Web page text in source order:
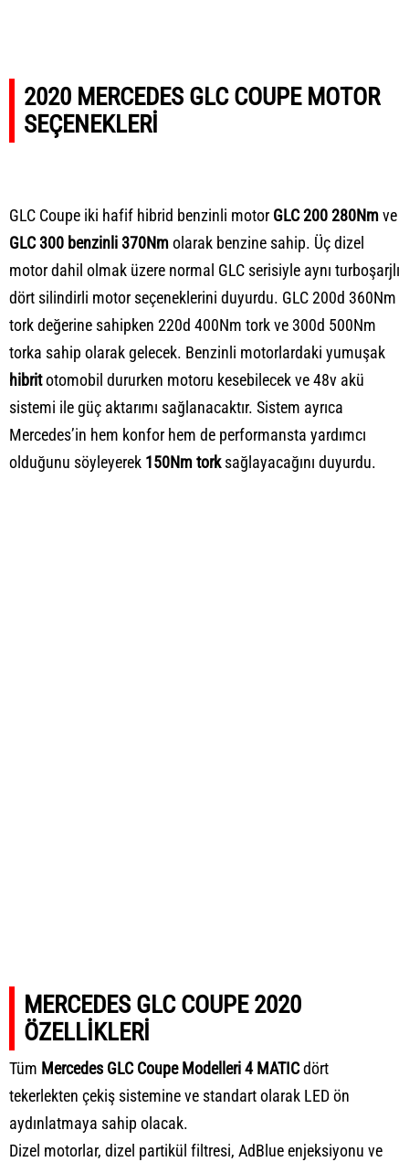
2020 MERCEDES GLC COUPE MOTOR
SEÇENEKLERİ
GLC Coupe iki hafif hibrid benzinli motor GLC 200 280Nmve
GLC 300 benzinli 370Nmolarak benzine sahip. Üç dizel
motor dahil olmak üzere normal GLC serisiyle aynı turboşarjlı
dört silindirli motor seçeneklerini duyurdu. GLC 200d 360Nm
tork değerine sahipken 220d 400Nm tork ve 300d 500Nm
torka sahip olarak gelecek. Benzinli motorlardaki yumuşak
hibritotomobil dururken motoru kesebilecek ve 48v akü
sistemi ile güç aktarımı sağlanacaktır. Sistem ayrıca
Mercedes’in hem konfor hem de performansta yardımcı
olduğunu söyleyerek 150Nm torksağlayacağını duyurdu.
MERCEDES GLC COUPE 2020
ÖZELLİKLERİ
Tüm Mercedes GLC Coupe Modelleri 4 MATICdört
tekerlekten çekiş sistemine ve standart olarak LED ön
aydınlatmaya sahip olacak.
Dizel motorlar, dizel partikül filtresi, AdBlue enjeksiyonu ve